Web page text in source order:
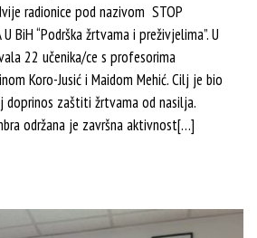
radionice pod nazivom STOP
U BiH “Podrška žrtvama i preživjelima”. U
22 učenika/ce s profesorima
Koro-Jusić i Maidom Mehić. Cilj je bio
doprinos zaštiti žrtvama od nasilja.
održana je završna aktivnost[…]